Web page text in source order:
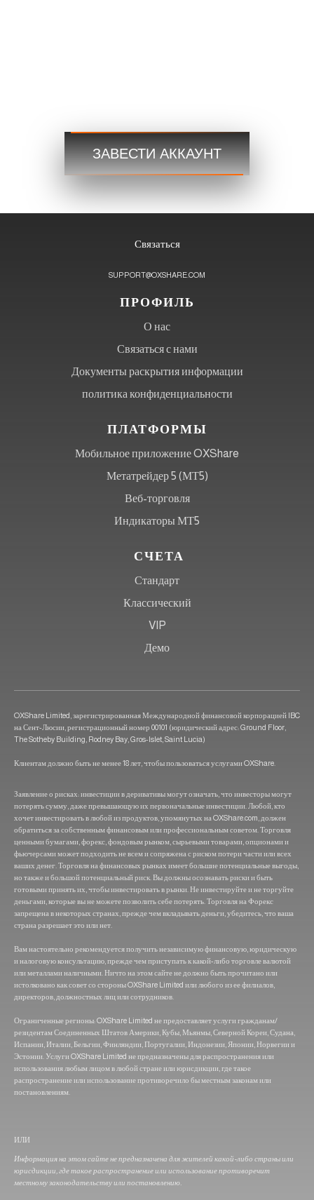
ЗАВЕСТИ АККАУНТ
Связаться
SUPPORT@OXSHARE.COM
ПРОФИЛЬ
О нас
Связаться с нами
Документы раскрытия информации
политика конфиденциальности
ПЛАТФОРМЫ
Мобильное приложение OXShare
Метатрейдер 5 (МТ5)
Веб-торговля
Индикаторы МТ5
СЧЕТА
Стандарт
Классический
VIP
Демо
OXShare Limited, зарегистрированная Международной финансовой корпорацией IBC
на Сент-Люсии, регистрационный номер 00101 (юридический адрес: Ground Floor,
The Sotheby Building, Rodney Bay, Gros-Islet, Saint Lucia)
Клиентам должно быть не менее 18 лет, чтобы пользоваться услугами OXShare.
Заявление о рисках: инвестиции в деривативы могут означать, что инвесторы могут
потерять сумму, даже превышающую их первоначальные инвестиции. Любой, кто
хочет инвестировать в любой из продуктов, упомянутых на OXShare.com, должен
обратиться за собственным финансовым или профессиональным советом. Торговля
ценными бумагами, форекс, фондовым рынком, сырьевыми товарами, опционами и
фьючерсами может подходить не всем и сопряжена с риском потери части или всех
ваших денег. Торговля на финансовых рынках имеет большие потенциальные выгоды,
но также и большой потенциальный риск. Вы должны осознавать риски и быть
готовыми принять их, чтобы инвестировать в рынки. Не инвестируйте и не торгуйте
деньгами, которые вы не можете позволить себе потерять. Торговля на Форекс
запрещена в некоторых странах, прежде чем вкладывать деньги, убедитесь, что ваша
страна разрешает это или нет.
Вам настоятельно рекомендуется получить независимую финансовую, юридическую
и налоговую консультацию, прежде чем приступать к какой-либо торговле валютой
или металлами наличными. Ничто на этом сайте не должно быть прочитано или
истолковано как совет со стороны OXShare Limited или любого из ее филиалов,
директоров, должностных лиц или сотрудников.
Ограниченные регионы: OXShare Limited не предоставляет услуги гражданам/
резидентам Соединенных Штатов Америки, Кубы, Мьянмы, Северной Кореи, Судана,
Испании, Италии, Бельгии, Финляндии, Португалии, Индонезии, Японии, Норвегии и
Эстонии. Услуги OXShare Limited не предназначены для распространения или
использования любым лицом в любой стране или юрисдикции, где такое
распространение или использование противоречило бы местным законам или
постановлениям.
ИЛИ
Информация на этом сайте не предназначена для жителей какой-либо страны или
юрисдикции, где такое распространение или использование противоречит
местному законодательству или постановлению.